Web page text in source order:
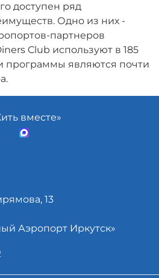
доступен ряд
Одно из них -
партнеров
Club используют в 185
программы являются почти
вместе»
13
Аэропорт Иркутск»